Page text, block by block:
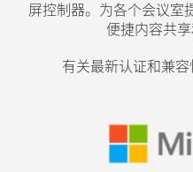
屏控制器。为各个会议室
便捷内容共享
有关最新认证和兼